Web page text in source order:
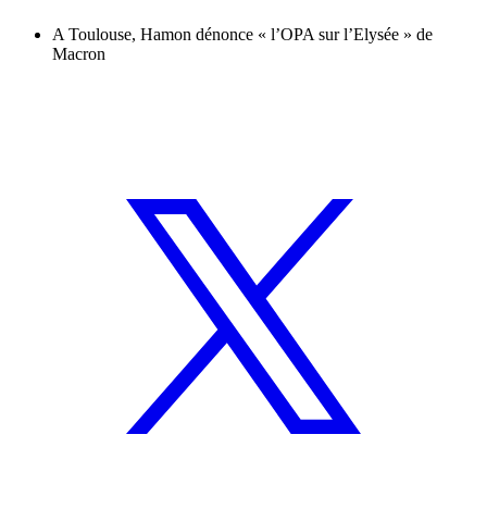
A Toulouse, Hamon dénonce « l’OPA sur l’Elysée » de
Macron